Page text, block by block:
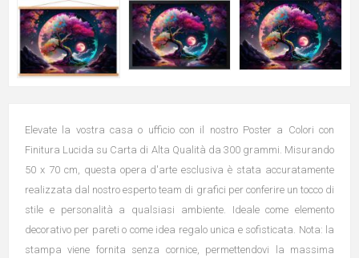
Elevate la vostra casa o ufficio con il nostro Poster a Colori con
Finitura Lucida su Carta di Alta Qualità da 300 grammi. Misurando
50 x 70 cm, questa opera d'arte esclusiva è stata accuratamente
realizzata dal nostro esperto team di grafici per conferire un tocco di
stile e personalità a qualsiasi ambiente. Ideale come elemento
decorativo per pareti o come idea regalo unica e sofisticata. Nota: la
stampa viene fornita senza cornice, permettendovi la massima